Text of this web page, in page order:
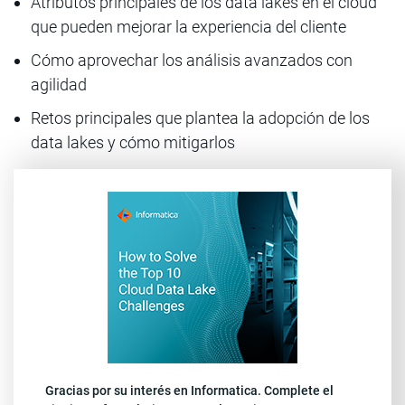
que pueden mejorar la experiencia del cliente
Cómo aprovechar los análisis avanzados con
agilidad
Retos principales que plantea la adopción de los
data lakes y cómo mitigarlos
Gracias por su interés en Informatica. Complete el